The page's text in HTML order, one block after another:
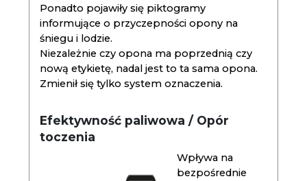
Ponadto pojawiły się piktogramy
informujące o przyczepności opony na
śniegu i lodzie.
Niezależnie czy opona ma poprzednią czy
nową etykietę, nadal jest to ta sama opona.
Zmienił się tylko system oznaczenia.
Efektywność paliwowa / Opór
toczenia
Wpływa na
bezpośrednie